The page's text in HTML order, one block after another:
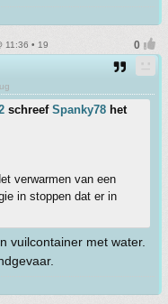
11:36 • 19
schreef Spanky78 het
verwarmen van een
in stoppen dat er in
vuilcontainer met water.